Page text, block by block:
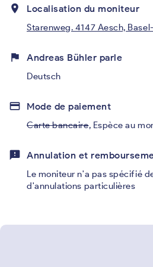
place Localisation du moniteur
Starenweg. 4147 Aesch,
flag Andreas Bühler parle
Deutsch
credit_card Mode de paiement
Carte bancaire, Espèce au
feedback Annulation et
Le moniteur n'a pas spécifié
d'annulations particulières